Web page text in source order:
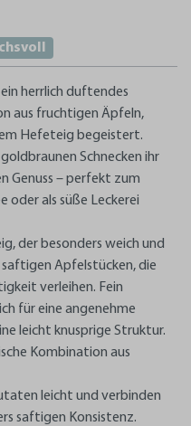
herrlich duftendes
aus fruchtigen Äpfeln,
Hefeteig begeistert.
Schnecken ihr
Genuss – perfekt zum
oder als süße Leckerei
, der besonders weich und
saftigen Apfelstücken, die
verleihen. Fein
für eine angenehme
leicht knusprige Struktur.
Kombination aus
leicht und verbinden
saftigen Konsistenz.